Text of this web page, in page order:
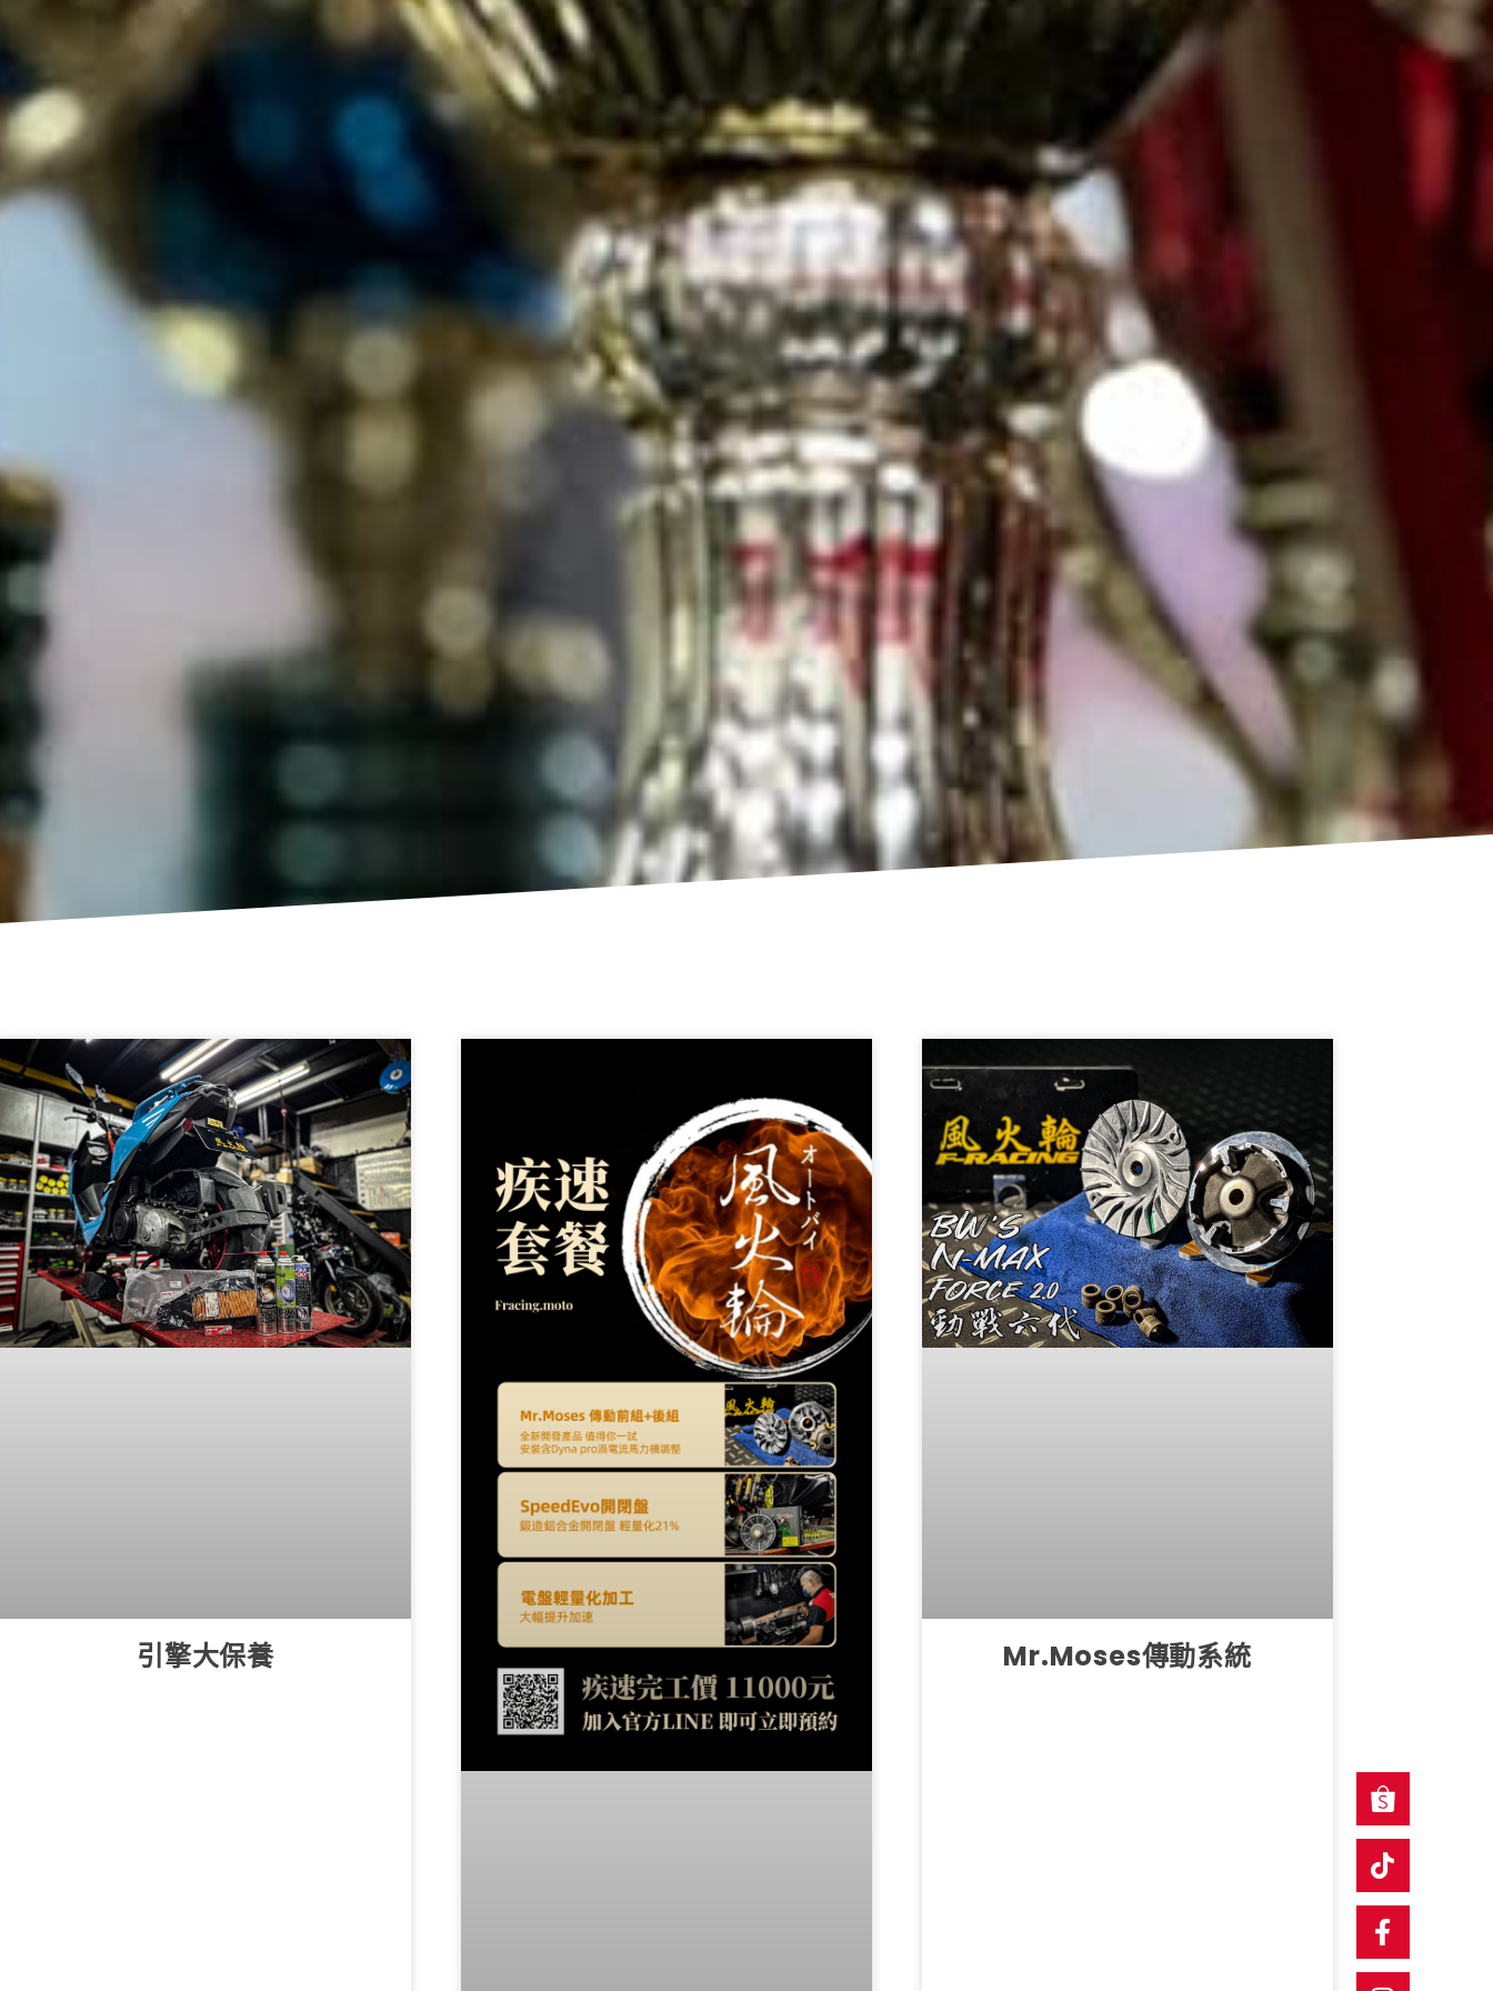
引擎大保養 Mr.Moses傳動系統